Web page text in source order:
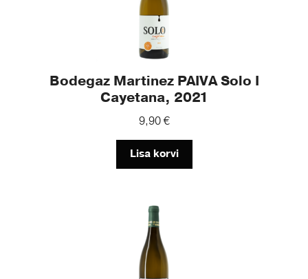
Bodegaz Martinez PAIVA Solo I
Cayetana, 2021
9,90€
Lisa korvi